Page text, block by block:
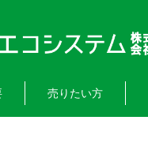
売りたい方